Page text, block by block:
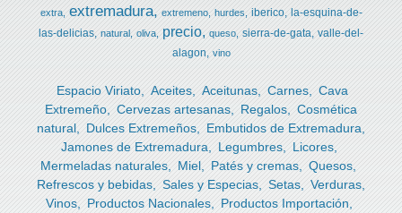
extra
extremadura extremeno hurdes iberico la-esquina-de-
las-delicias natural oliva precio queso sierra-de-gata valle-del-
alagon
vino
Espacio Viriato Aceites Aceitunas Carnes
Cava
Extremeño
Cervezas artesanas Regalos
Cosmética
natural
Dulces Extremeños
Embutidos de Extremadura
Jamones de Extremadura
Legumbres
Licores
Mermeladas naturales
Miel Patés y cremas
Quesos
Refrescos y bebidas
Sales y Especias Setas
Verduras
Vinos
Productos Nacionales
Productos Importación